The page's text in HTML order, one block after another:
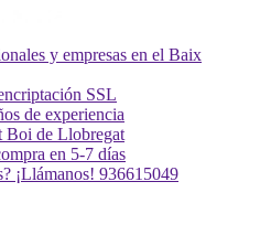
y empresas en el Baix
SSL
de experiencia
Boi de Llobregat
en 5-7 días
¡Llámanos! 936615049